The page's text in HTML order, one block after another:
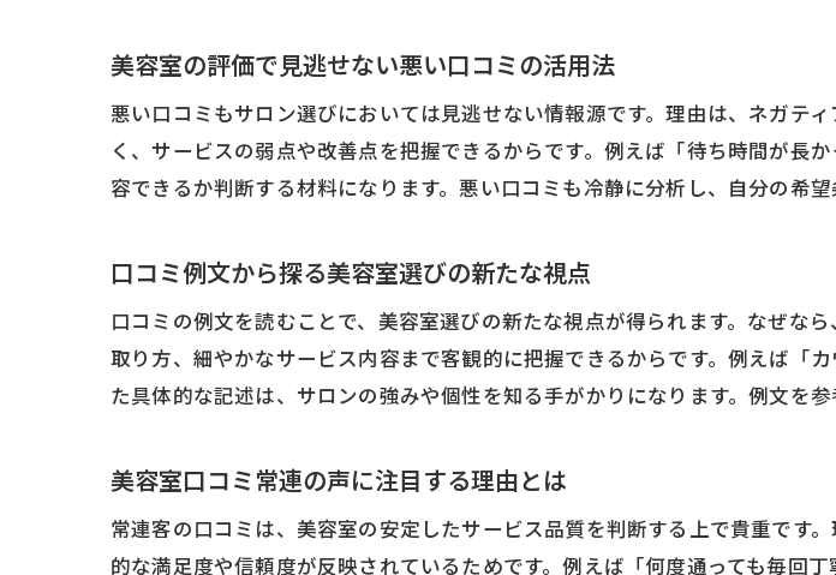
美容室口コミがあて
美容室口コミ例文と
美容室口コミに頼り
美容室の評価で見逃せない悪い口コミの活用法
悪い口コミもサロン選びにおいては見逃せない情報源です。理由は、ネガテ
く、サービスの弱点や改善点を把握できるからです。例えば「待ち時間が長
容できるか判断する材料になります。悪い口コミも冷静に分析し、自分の希
口コミ例文から探る美容室選びの新たな視点
口コミの例文を読むことで、美容室選びの新たな視点が得られます。なぜな
取り方、細やかなサービス内容まで客観的に把握できるからです。例えば「
た具体的な記述は、サロンの強みや個性を知る手がかりになります。例文を
美容室口コミ常連の声に注目する理由とは
常連客の口コミは、美容室の安定したサービス品質を判断する上で貴重です
的な満足度や信頼度が反映されているためです。例えば「何度通っても毎回